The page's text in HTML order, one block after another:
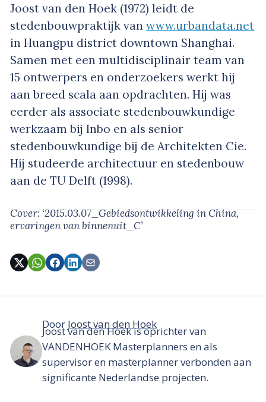
Joost van den Hoek (1972) leidt de
stedenbouwpraktijk van www.urbandata.net
in Huangpu district downtown Shanghai.
Samen met een multidisciplinair team van
15 ontwerpers en onderzoekers werkt hij
aan breed scala aan opdrachten. Hij was
eerder als associate stedenbouwkundige
werkzaam bij Inbo en als senior
stedenbouwkundige bij de Architekten Cie.
Hij studeerde architectuur en stedenbouw
aan de TU Delft (1998).
Cover: ‘2015.03.07_Gebiedsontwikkeling in China,
ervaringen van binnenuit_C’
Door Joost van den Hoek
Joost van den Hoek is oprichter van
VANDENHOEK Masterplanners en als
supervisor en masterplanner verbonden aan
significante Nederlandse projecten.